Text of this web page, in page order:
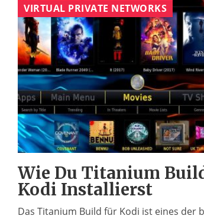
VIRTUAL PRIVATE NETWORKS
Wie Du Titanium
Kodi Installierst
Das Titanium Build für Kodi ist eines der